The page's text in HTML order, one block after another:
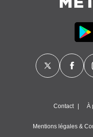
Contact À
Mentions légales &